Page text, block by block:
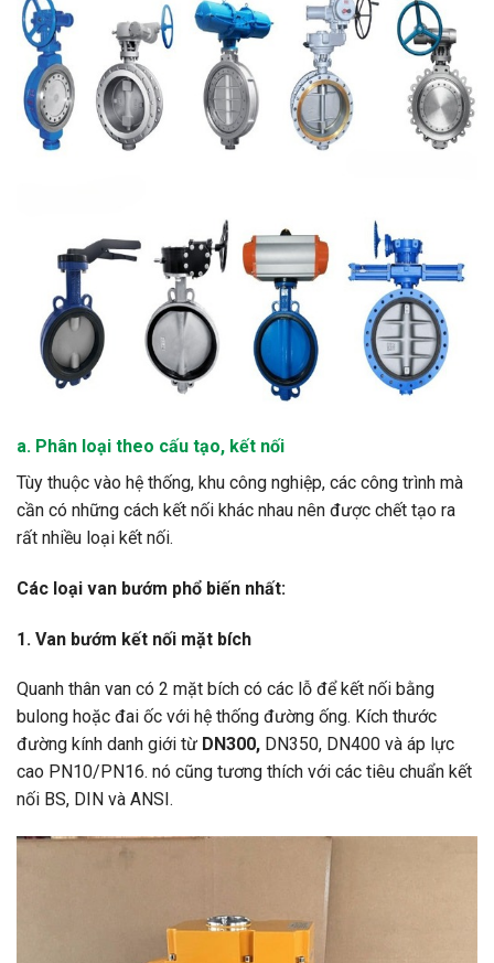
a. Phân loại theo cấu tạo, kết nối
Tùy thuộc vào hệ thống, khu công nghiệp, các công trình mà
cần có những cách kết nối khác nhau nên được chết tạo ra
rất nhiều loại kết nối.
Các loại van bướm phổ biến nhất:
1. Van bướm kết nối mặt bích
Quanh thân van có 2 mặt bích có các lỗ để kết nối bằng
bulong hoặc đai ốc với hệ thống đường ống. Kích thước
đường kính danh giới từ DN300, DN350, DN400 và áp lực
cao PN10/PN16. nó cũng tương thích với các tiêu chuẩn kết
nối BS, DIN và ANSI.